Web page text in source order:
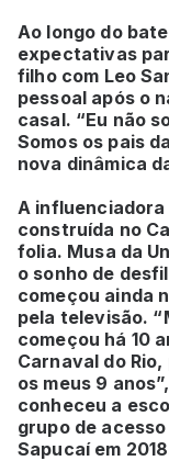
Ao longo do
expectativas
filho com Leo
pessoal após o
casal. “Eu não
Somos os pais
nova dinâmica
A
construída no
folia. Musa da
o sonho de
começou ainda
pela televisão.
começou há 10
Carnaval do
os meus 9
conheceu a
grupo de
Sapucaí em